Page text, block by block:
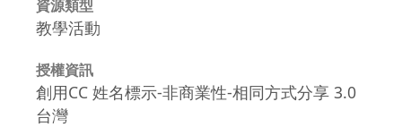
資源類型
教學活動
授權資訊
創用CC 姓名標示-非商業性-相同方式分享 3.0
台灣